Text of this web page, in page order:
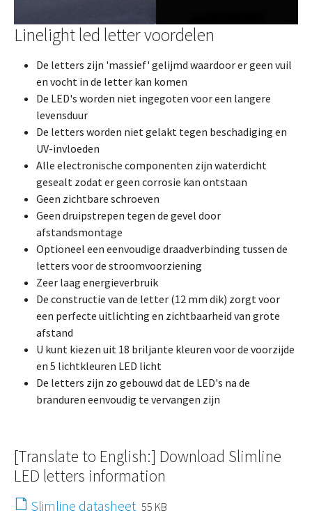
Linelight led letter voordelen
De letters zijn 'massief' gelijmd waardoor er geen vuil
en vocht in de letter kan komen
De LED's worden niet ingegoten voor een langere
levensduur
De letters worden niet gelakt tegen beschadiging en
UV-invloeden
Alle electronische componenten zijn waterdicht
gesealt zodat er geen corrosie kan ontstaan
Geen zichtbare schroeven
Geen druipstrepen tegen de gevel door
afstandsmontage
Optioneel een eenvoudige draadverbinding tussen de
letters voor de stroomvoorziening
Zeer laag energieverbruik
De constructie van de letter (12 mm dik) zorgt voor
een perfecte uitlichting en zichtbaarheid van grote
afstand
U kunt kiezen uit 18 briljante kleuren voor de voorzijde
en 5 lichtkleuren LED licht
De letters zijn zo gebouwd dat de LED's na de
branduren eenvoudig te vervangen zijn
[Translate to English:] Download Slimline
LED letters information
Slimline datasheet 55 KB